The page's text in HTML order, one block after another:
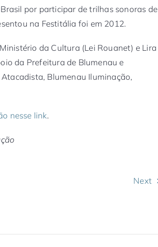
por participar de trilhas sonoras de
na Festitália foi em 2012.
da Cultura (Lei Rouanet) e Lira
da Prefeitura de Blumenau e
Blumenau Iluminação,
nesse link.
Next